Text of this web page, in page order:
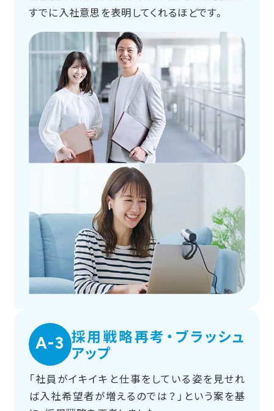
すでに入社意思を表明してくれるほどです。
A-3 採用戦略再考・ブラッシュ
アップ
「社員がイキイキと仕事をしている姿を見せれ
ば入社希望者が増えるのでは？」という案を基